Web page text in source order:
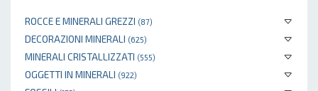
ROCCE E MINERALI GREZZI (87)
DECORAZIONI MINERALI (625)
MINERALI CRISTALLIZZATI (555)
OGGETTI IN MINERALI (922)